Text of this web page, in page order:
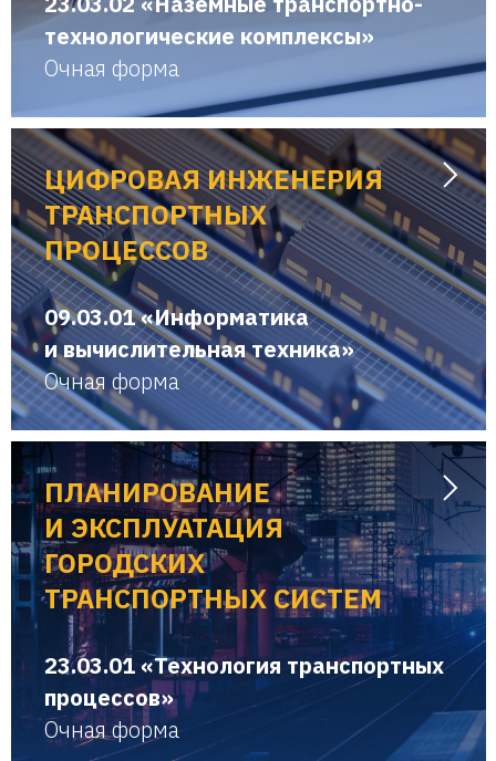
технологические комплексы»
Очная форма
ЦИФРОВАЯ ИНЖЕНЕРИЯ
ТРАНСПОРТНЫХ
ПРОЦЕССОВ
09.03.01 «Информатика
и вычислительная техника»
Очная форма
ПЛАНИРОВАНИЕ
И ЭКСПЛУАТАЦИЯ
ГОРОДСКИХ
ТРАНСПОРТНЫХ СИСТЕМ
23.03.01 «Технология транспортных
процессов»
Очная форма